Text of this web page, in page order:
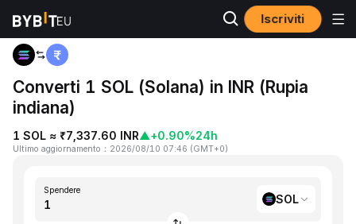
Iscriviti
Home SOL to INR
Converti 1 SOL (Solana) in INR (Rupia
indiana)
1 SOL ≈ ₹7,337.60 INR▲+0.90%24h
Ultimo aggiornamento ： 2026/08/10 07:46 (GMT+0)
Spendere
SOL